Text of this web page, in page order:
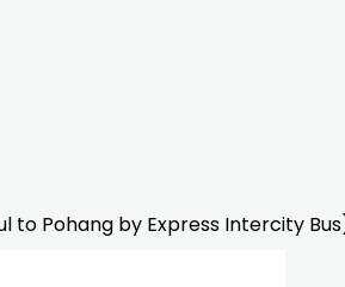
to Pohang by Express Intercity